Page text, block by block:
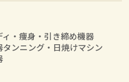
ィ・痩身・引き締め機器
タンニング・日焼けマシン